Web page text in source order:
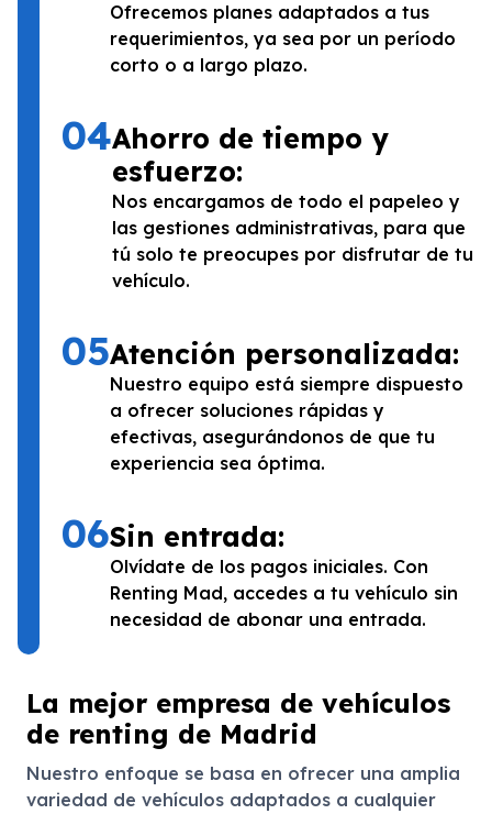
La mejor empresa de vehículos
de renting de Madrid
Nuestro enfoque se basa en ofrecer una amplia
variedad de vehículos adaptados a cualquier
Ofrecemos planes adaptados a tus
requerimientos, ya sea por un período
corto o a largo plazo.
04Ahorro de tiempo y
esfuerzo:
Nos encargamos de todo el papeleo y
las gestiones administrativas, para que
tú solo te preocupes por disfrutar de tu
vehículo.
05Atención personalizada:
Nuestro equipo está siempre dispuesto
a ofrecer soluciones rápidas y
efectivas, asegurándonos de que tu
experiencia sea óptima.
06Sin entrada:
Olvídate de los pagos iniciales. Con
Renting Mad, accedes a tu vehículo sin
necesidad de abonar una entrada.